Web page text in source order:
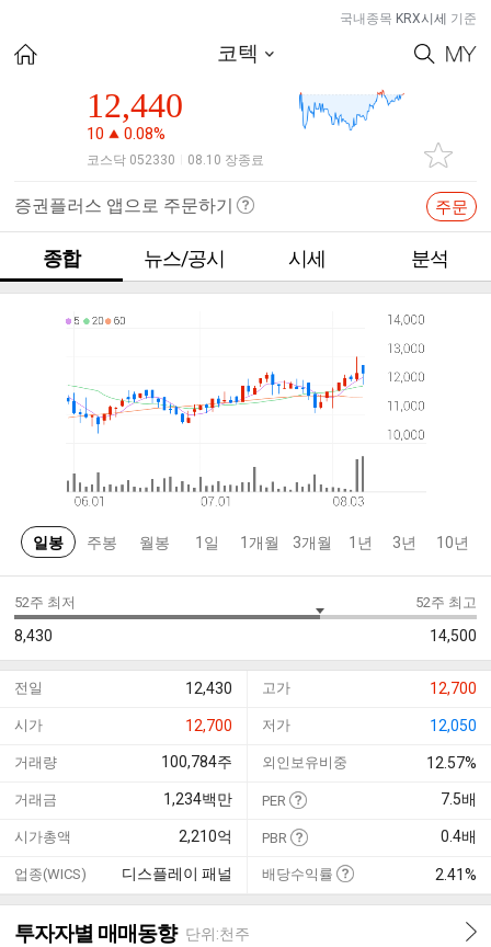
국내종목 KRX시세 기준
코텍
12,440
10 0.08%
코스닥 052330 08.10 장종료
증권플러스 앱으로 주문하기 주문
종합 뉴스/공시 시세 분석
일봉 주봉 월봉 1일 1개월 3개월 1년 3년 10년
52주 최저
8,430
52주 최고
14,500
전일 12,430 고가 12,700
시가 12,700 저가 12,050
거래량 100,784주 외인보유비중 12.57%
거래금 1,234백만 PER 7.5배
시가총액 2,210억 PBR 0.4배
업종(WICS) 디스플레이 패널 배당수익률 2.41%
투자자별 매매동향 단위:천주